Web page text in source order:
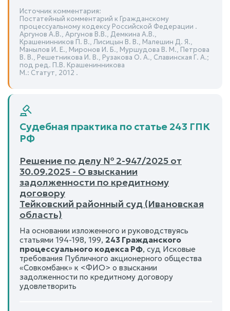
Источник комментария:
Постатейный комментарий к Гражданскому
процессуальному кодексу Российской Федерации .
Аргунов А.В., Аргунов В.В., Демкина А.В.,
Крашенинников П. В., Лисицын В. В., Малешин Д. Я.,
Манылов И. Е., Миронов И. Б., Муршудова В. М., Петрова
В. В., Решетникова И. В., Рузакова О. А., Славинская Г. А.;
под ред. П.В. Крашенинникова
М.: Статут, 2012 .
Судебная практика по статье 243 ГПК
РФ
Решение по делу № 2-947/2025 от
30.09.2025 - О взыскании
задолженности по кредитному
договору
Тейковский районный суд (Ивановская
область)
На основании изложенного и руководствуясь
статьями 194-198, 199, 243 Гражданского
процессуального кодекса РФ, суд Исковые
требования Публичного акционерного общества
«Совкомбанк» к <ФИО> о взыскании
задолженности по кредитному договору
удовлетворить